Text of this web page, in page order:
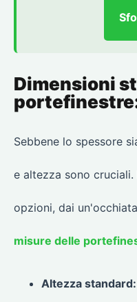
Dimensioni
Sebbene lo spessore
e altezza sono
opzioni, dai
misure delle
Altezza standard: